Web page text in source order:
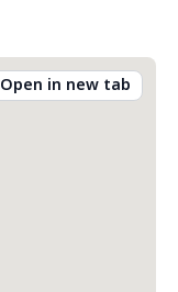
Open in new tab